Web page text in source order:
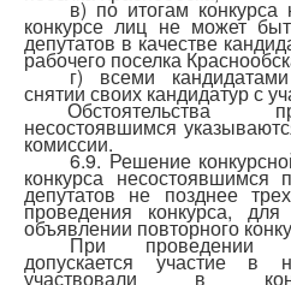
в) по итогам
конкурсе лиц не может
депутатов в качестве
рабочего поселка
г) всеми
снятии своих кандидатур с
Обстоятельства
несостоявшимся
комиссии.
6.9. Решение
конкурса несостоявшимся
депутатов не позднее
проведения конкурса,
объявлении повторного
При проведении
допускается участие в
участвовали в